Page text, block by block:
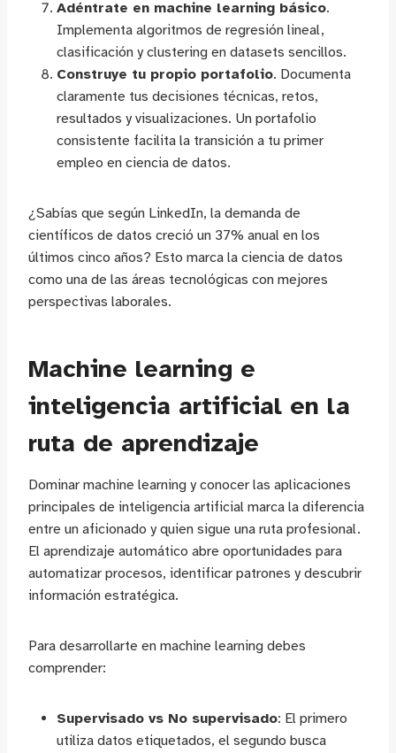
Adéntrate en machine learning básico.
Implementa algoritmos de regresión lineal,
clasificación y clustering en datasets sencillos.
Construye tu propio portafolio. Documenta
claramente tus decisiones técnicas, retos,
resultados y visualizaciones. Un portafolio
consistente facilita la transición a tu primer
empleo en ciencia de datos.
¿Sabías que según LinkedIn, la demanda de
científicos de datos creció un 37% anual en los
últimos cinco años? Esto marca la ciencia de datos
como una de las áreas tecnológicas con mejores
perspectivas laborales.
Machine learning e
inteligencia artificial en la
ruta de aprendizaje
Dominar machine learning y conocer las aplicaciones
principales de inteligencia artificial marca la diferencia
entre un aficionado y quien sigue una ruta profesional.
El aprendizaje automático abre oportunidades para
automatizar procesos, identificar patrones y descubrir
información estratégica.
Para desarrollarte en machine learning debes
comprender:
Supervisado vs No supervisado: El primero
utiliza datos etiquetados, el segundo busca